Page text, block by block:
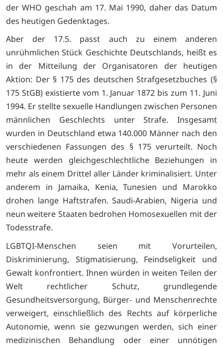
der WHO geschah am 17. Mai 1990, daher das Datum
des heutigen Gedenktages.
Aber der 17.5. passt auch zu einem anderen
unrühmlichen Stück Geschichte Deutschlands, heißt es
in der Mitteilung der Organisatoren der heutigen
Aktion: Der § 175 des deutschen Strafgesetzbuches (§
175 StGB) existierte vom 1. Januar 1872 bis zum 11. Juni
1994. Er stellte sexuelle Handlungen zwischen Personen
männlichen Geschlechts unter Strafe. Insgesamt
wurden in Deutschland etwa 140.000 Männer nach den
verschiedenen Fassungen des § 175 verurteilt. Noch
heute werden gleichgeschlechtliche Beziehungen in
mehr als einem Drittel aller Länder kriminalisiert. Unter
anderem in Jamaika, Kenia, Tunesien und Marokko
drohen lange Haftstrafen. Saudi-Arabien, Nigeria und
neun weitere Staaten bedrohen Homosexuellen mit der
Todesstrafe.
LGBTQI-Menschen seien mit Vorurteilen,
Diskriminierung, Stigmatisierung, Feindseligkeit und
Gewalt konfrontiert. Ihnen würden in weiten Teilen der
Welt rechtlicher Schutz, grundlegende
Gesundheitsversorgung, Bürger- und Menschenrechte
verweigert, einschließlich des Rechts auf körperliche
Autonomie, wenn sie gezwungen werden, sich einer
medizinischen Behandlung oder einer unnötigen